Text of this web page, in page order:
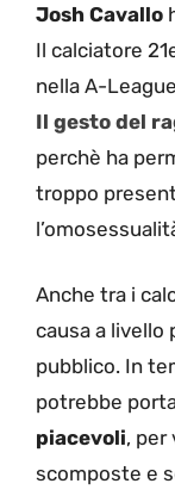
Josh Cavallo
Il calciatore
nella A-
Il gesto del
perchè ha
troppo
Anche tra i
causa a
pubblico. In
potrebbe
piacevoli, per
scomposte e